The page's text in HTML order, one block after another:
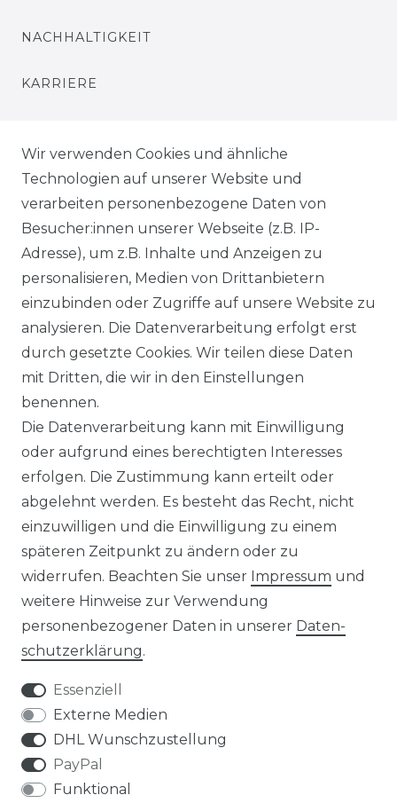
NACHHALTIGKEIT
KARRIERE
BLOG
VORTEILE
☛ TOP Marken – TOP Qualität
☞ Fachhändler mit Beratung
☛ Über 30.000 Top Bewertungen
☞ Mehr als 200.000 Produkte am Lager
Impressum Daten­schutz­erklärung
Widerrufs­recht
Wir verwenden Cookies und ähnliche
Technologien auf unserer Website und
verarbeiten personenbezogene Daten von
Besucher:innen unserer Webseite (z.B. IP-
Adresse), um z.B. Inhalte und Anzeigen zu
personalisieren, Medien von Drittanbietern
einzubinden oder Zugriffe auf unsere Website zu
analysieren. Die Datenverarbeitung erfolgt erst
durch gesetzte Cookies. Wir teilen diese Daten
mit Dritten, die wir in den Einstellungen
benennen.
Die Datenverarbeitung kann mit Einwilligung
oder aufgrund eines berechtigten Interesses
erfolgen. Die Zustimmung kann erteilt oder
abgelehnt werden. Es besteht das Recht, nicht
einzuwilligen und die Einwilligung zu einem
späteren Zeitpunkt zu ändern oder zu
widerrufen. Beachten Sie unser Impressum und
weitere Hinweise zur Verwendung
personenbezogener Daten in unserer Daten­
schutz­erklärung.
Essenziell
Externe Medien
DHL Wunschzustellung
PayPal
Funktional